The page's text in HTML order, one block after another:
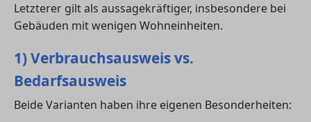
Letzterer gilt als aussagekräftiger, insbesondere bei
Gebäuden mit wenigen Wohneinheiten.
1) Verbrauchsausweis vs.
Bedarfsausweis
Beide Varianten haben ihre eigenen Besonderheiten: